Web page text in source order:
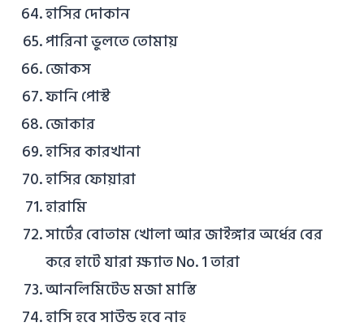
হাসির দোকান
পারিনা ভুলতে তোমায়
জোকস
ফানি পোস্ট
জোকার
হাসির কারখানা
হাসির ফোয়ারা
হারামি
সার্টের বোতাম খোলা আর জাইঙ্গার অর্ধের বের
করে হাটে যারা ক্ষ্যাত No. 1 তারা
আনলিমিটেড মজা মাস্তি
হাসি হবে সাউন্ড হবে নাহ